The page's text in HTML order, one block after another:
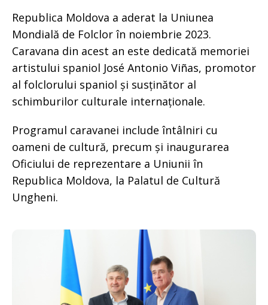
Republica Moldova a aderat la Uniunea
Mondială de Folclor în noiembrie 2023.
Caravana din acest an este dedicată memoriei
artistului spaniol José Antonio Viñas, promotor
al folclorului spaniol și susținător al
schimburilor culturale internaționale.
Programul caravanei include întâlniri cu
oameni de cultură, precum și inaugurarea
Oficiului de reprezentare a Uniunii în
Republica Moldova, la Palatul de Cultură
Ungheni.